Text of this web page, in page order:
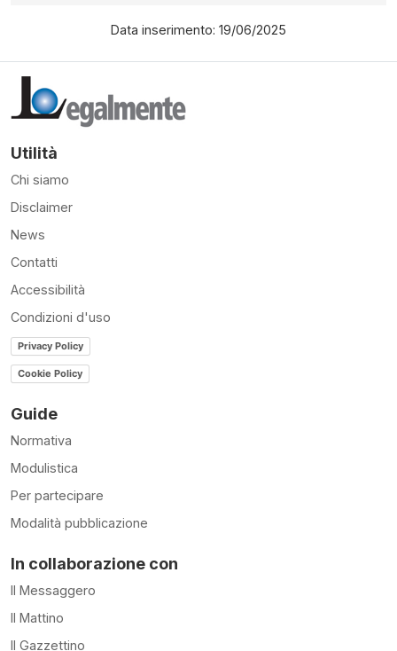
Data inserimento: 19/06/2025
Utilità
Chi siamo
Disclaimer
News
Contatti
Accessibilità
Condizioni d'uso
Privacy Policy
Cookie Policy
Guide
Normativa
Modulistica
Per partecipare
Modalità pubblicazione
In collaborazione con
Il Messaggero
Il Mattino
Il Gazzettino